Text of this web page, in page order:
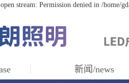
stream: Permission denied in /home/
新闻/news